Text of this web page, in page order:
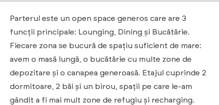
Parterul este un open space generos care are 3
funcții principale: Lounging, Dining și Bucătărie.
Fiecare zona se bucură de spațiu suficient de mare:
avem o masă lungă, o bucătărie cu multe zone de
depozitare și o canapea generoasă. Etajul cuprinde 2
dormitoare, 2 băi și un birou, spații pe care le-am
gândit a fi mai mult zone de refugiu și recharging.